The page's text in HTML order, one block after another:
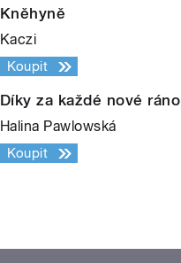
Kněhyně
Kaczi
Koupit
Díky za každé nové ráno
Halina Pawlowská
Koupit